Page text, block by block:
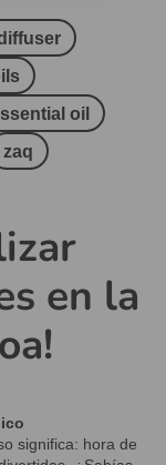
oil
zaq
en la
significa: hora de